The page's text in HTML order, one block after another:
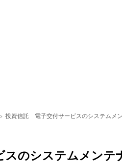
>投資信託 電子交付サービスのシステムメ
スのシステムメンテ